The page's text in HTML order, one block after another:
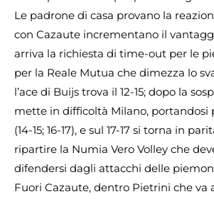
Le padrone di casa provano la
con Cazaute incrementano il
arriva la richiesta di time-out per le
per la Reale Mutua che dimezza lo
l’ace di Buijs trova il 12-15; dopo la
mette in difficoltà Milano, portandosi
(14-15; 16-17), e sul 17-17 si torna in
ripartire la Numia Vero Volley che
difendersi dagli attacchi delle
Fuori Cazaute, dentro Pietrini che va